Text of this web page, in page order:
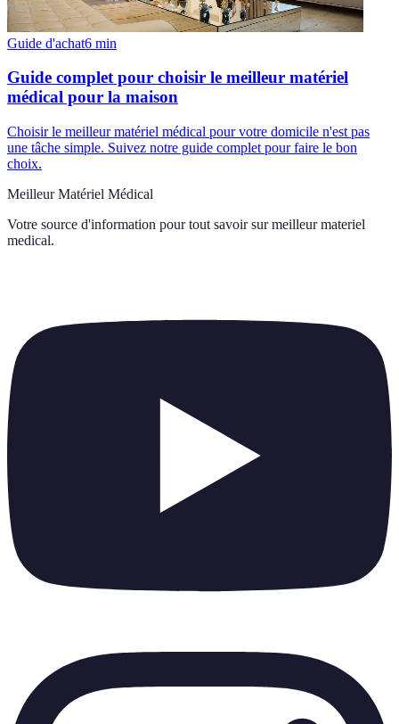
Guide d'achat6 min
Guide complet pour choisir le meilleur matériel
médical pour la maison
Choisir le meilleur matériel médical pour votre domicile n'est pas
une tâche simple. Suivez notre guide complet pour faire le bon
choix.
Meilleur Matériel Médical
Votre source d'information pour tout savoir sur meilleur materiel
medical.